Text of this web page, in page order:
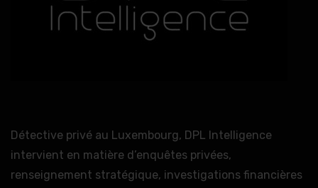
Détective privé au Luxembourg, DPL Intelligence
intervient en matière d’enquêtes privées,
renseignement stratégique, investigations financières